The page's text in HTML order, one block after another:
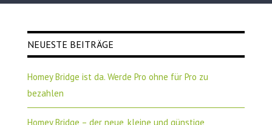
NEUESTE BEITRÄGE
Homey Bridge ist da. Werde Pro ohne für Pro zu
bezahlen
Homey Bridge – der neue, kleine und günstige